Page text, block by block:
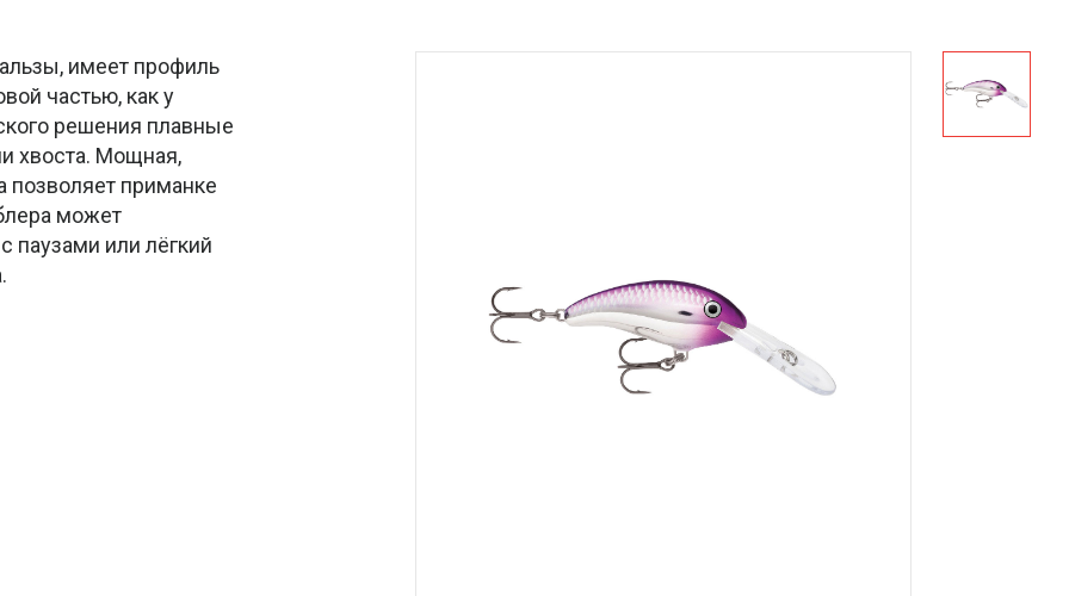
имеет профиль
частью, как у
решения плавные
хвоста. Мощная,
позволяет приманке
может
паузами или лёгкий